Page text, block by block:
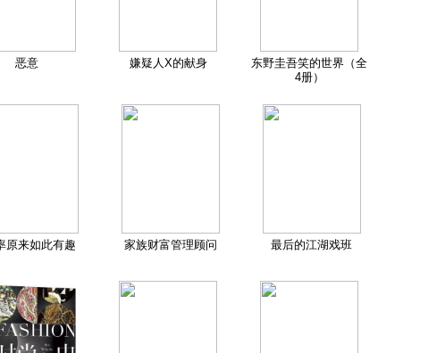
恶意 嫌疑人X的献身
东野圭吾笑的世界（全
4册）
原来如此有趣 家族财富管理顾问 最后的江湖戏班